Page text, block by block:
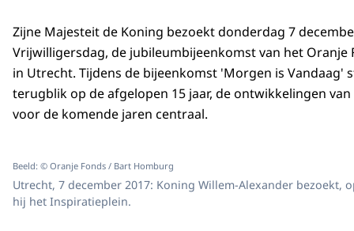
Zijne Majesteit de Koning bezoekt donderdag 7
Vrijwilligersdag, de jubileumbijeenkomst van het Oranje
in Utrecht. Tijdens de bijeenkomst 'Morgen is Vandaag'
terugblik op de afgelopen 15 jaar, de ontwikkelingen
voor de komende jaren centraal.
Beeld: © Oranje Fonds / Bart Homburg
Utrecht, 7 december 2017: Koning Willem-Alexander
hij het Inspiratieplein.